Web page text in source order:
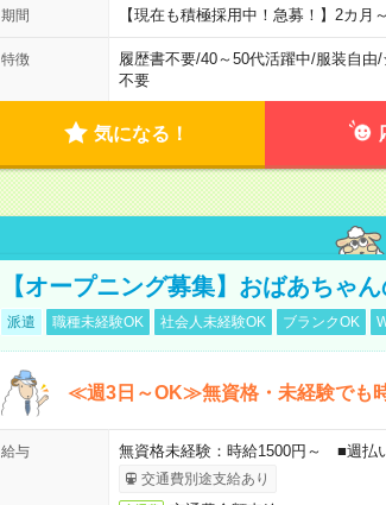
期間 【現在も積極採用中！急募！】2カ
特徴 履歴書不要/40～50代活躍中/服装自由/
不要
気になる！
【オープニング募集】おばあちゃ
派遣 職種未経験OK 社会人未経験OK ブランクOK
≪週3日～OK≫無資格・未経験でも
給与 無資格未経験：時給1500円～ ■週
交通費別途支給あり